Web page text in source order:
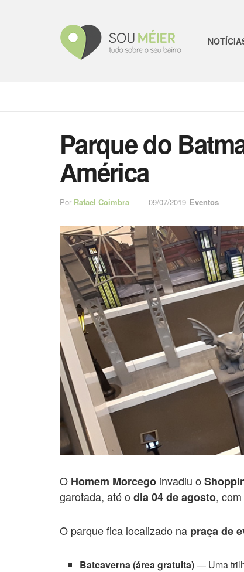
Parque do
América
Por Rafael Coimbra 09/07/2019 Eventos
O Homem Morcego invadiu o
garotada, até o dia 04 de agosto,
O parque fica localizado na praça de
Batcaverna (área gratuita)— Uma